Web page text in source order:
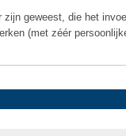
geweest, die het
(met zéér